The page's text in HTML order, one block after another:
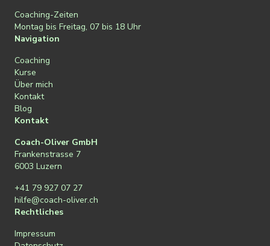
Coaching-Zeiten
Montag bis Freitag, 07 bis 18 Uhr
Navigation
Coaching
Kurse
Über mich
Kontakt
Blog
Kontakt
Coach-Oliver GmbH
Frankenstrasse 7
6003 Luzern
+41 79 927 07 27
hilfe@coach-oliver.ch
Rechtliches
Impressum